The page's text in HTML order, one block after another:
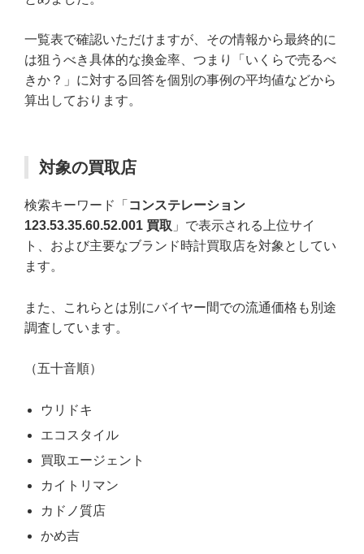
一覧表で確認いただけますが、その情報から最終的に
は狙うべき具体的な換金率、つまり「いくらで売るべ
きか？」に対する回答を個別の事例の平均値などから
算出しております。
対象の買取店
検索キーワード「 コンステレーション
123.53.35.60.52.001 買取 」で表示される上位サイ
ト、および主要なブランド時計買取店を対象としてい
ます。
また、これらとは別にバイヤー間での流通価格も別途
調査しています。
（五十音順）
ウリドキ
エコスタイル
買取エージェント
カイトリマン
カドノ質店
かめ吉